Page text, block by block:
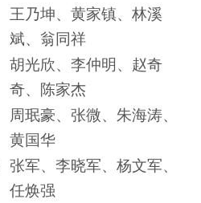
王乃坤、黄家镇、林溪
斌、翁同祥
胡光欣、李仲明、赵奇
奇、陈家杰
周珉豪、张微、朱海涛、
黄国华
张军、李晓军、杨文军、
任焕强